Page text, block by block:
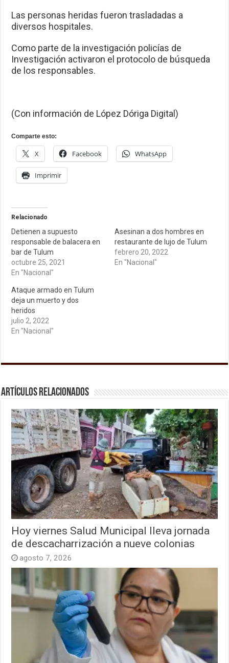
Las personas heridas fueron trasladadas a
diversos hospitales.
Como parte de la investigación policías de
Investigación activaron el protocolo de búsqueda
de los responsables.
(Con información de López Dóriga Digital)
Comparte esto:
X Facebook WhatsApp
Imprimir
Relacionado
Detienen a supuesto
responsable de balacera en
bar de Tulum
octubre 25, 2021
En "Nacional"
Asesinan a dos hombres en
restaurante de lujo de Tulum
febrero 20, 2022
En "Nacional"
Ataque armado en Tulum
deja un muerto y dos
heridos
julio 2, 2022
En "Nacional"
Artículos relacionados
Hoy viernes Salud Municipal lleva jornada
de descacharrización a nueve colonias
agosto 7, 2026